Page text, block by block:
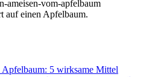
auf einen Apfelbaum.
Apfelbaum: 5 wirksame Mittel